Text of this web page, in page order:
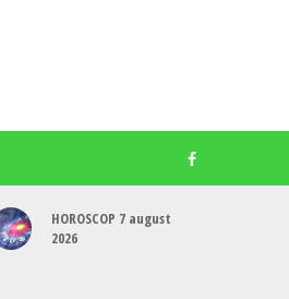
HOROSCOP 7 august
2026